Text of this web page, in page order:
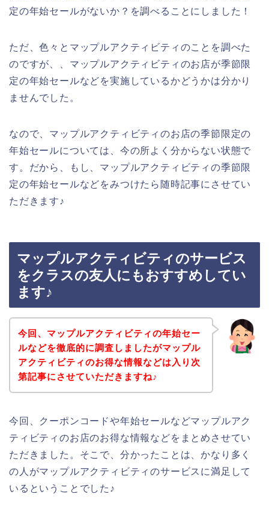
定の年始セールがないか？を調べることにしました！
ただ、色々とマップルアクティビティのことを調べた
のですが、、マップルアクティビティのお店が季節限
定の年始セールなどを実施しているかどうかは分かり
ませんでした。
なので、マップルアクティビティのお店の季節限定の
年始セールについては、今の所よく分からない状態で
す。だから、もし、マップルアクティビティの季節限
定の年始セールなどをみつけたら随時記事にさせてい
ただきます♪
マップルアクティビティのサービス
をクラスの友人にもおすすめしてい
ます♪
今回、マップルアクティビティの年始セー
ルなどを徹底的に調査しましたがマップル
アクティビティのお得な情報などは入り次
第記事にさせていただきますね♪
今回、クーポンコードや年始セールなどマップルアク
ティビティのお店のお得な情報などをまとめさせてい
ただきました。そこで、分かったことは、かなり多く
の人がマップルアクティビティのサービスに満足して
いるということでした♪